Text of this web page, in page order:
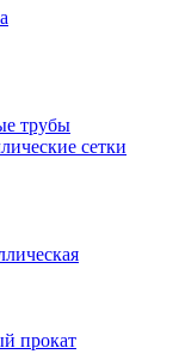
трубы
сетки
прокат